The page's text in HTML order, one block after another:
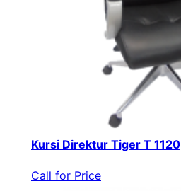
Kursi Direktur Tiger T 1120
Call for Price